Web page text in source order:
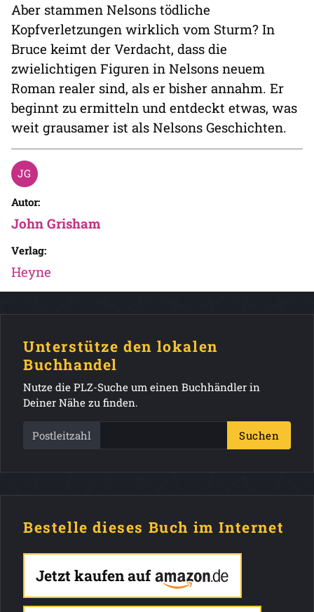
Aber stammen Nelsons tödliche
Kopfverletzungen wirklich vom Sturm? In
Bruce keimt der Verdacht, dass die
zwielichtigen Figuren in Nelsons neuem
Roman realer sind, als er bisher annahm. Er
beginnt zu ermitteln und entdeckt etwas, was
weit grausamer ist als Nelsons Geschichten.
Autor:
John Grisham
Verlag:
Heyne
Unterstütze den lokalen
Buchhandel
Nutze die PLZ-Suche um einen Buchhändler in
Deiner Nähe zu finden.
Postleitzahl Suchen
Bestelle dieses Buch im Internet
Jetzt kaufen auf